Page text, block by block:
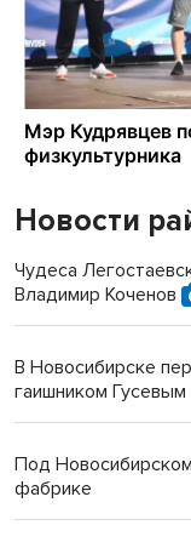
Новости
Чудеса
Владимир Коченов
В Новосибирске
гаишником Гусевым
Под
фабрике